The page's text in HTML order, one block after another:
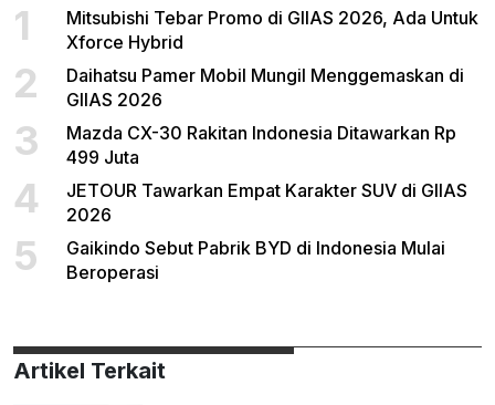
1
Mitsubishi Tebar Promo di GIIAS 2026, Ada Untuk
Xforce Hybrid
2
Daihatsu Pamer Mobil Mungil Menggemaskan di
GIIAS 2026
3
Mazda CX-30 Rakitan Indonesia Ditawarkan Rp
499 Juta
4
JETOUR Tawarkan Empat Karakter SUV di GIIAS
2026
5
Gaikindo Sebut Pabrik BYD di Indonesia Mulai
Beroperasi
Artikel Terkait